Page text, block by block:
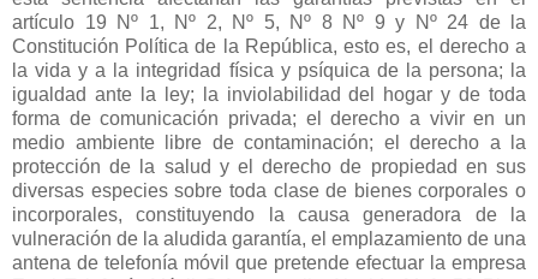
artículo 19 Nº 1, Nº 2, Nº 5, Nº 8 Nº 9 y Nº 24 de la
Constitución Política de la República, esto es, el derecho a
la vida y a la integridad física y psíquica de la persona; la
igualdad ante la ley; la inviolabilidad del hogar y de toda
forma de comunicación privada; el derecho a vivir en un
medio ambiente libre de contaminación; el derecho a la
protección de la salud y el derecho de propiedad en sus
diversas especies sobre toda clase de bienes corporales o
incorporales, constituyendo la causa generadora de la
vulneración de la aludida garantía, el emplazamiento de una
antena de telefonía móvil que pretende efectuar la empresa